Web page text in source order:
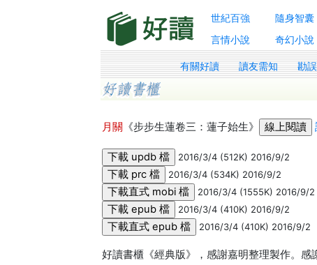
世紀百強 隨身智囊
言情小說
奇幻小說
有關好讀 讀友需知 勘
月關 《步步生蓮卷三：蓮子始生》
2016/3/4 (512K) 2016/9/2
2016/3/4 (534K) 2016/9/2
2016/3/4 (1555K) 2016/9/2
2016/3/4 (410K) 2016/9/2
2016/3/4 (410K) 2016/9/2
好讀書櫃《經典版》，感謝嘉明整理製作。感